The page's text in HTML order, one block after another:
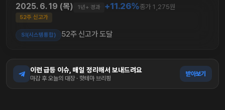
2025. 6. 19 (목) 1년+ 경과 +11.26%종가 1,275원
52주 신고가
SI(시스템통합) 52주 신고가 도달
이런 급등 이슈, 매일 정리해서 보내드려요
마감 후 오늘의 대장 · 핫테마 브리핑
받아보기